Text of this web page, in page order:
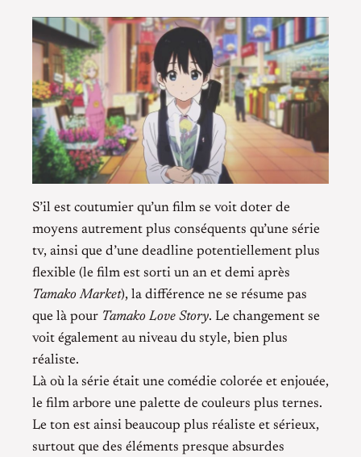
S’il est coutumier qu’un film se voit doter de
moyens autrement plus conséquents qu’une série
tv, ainsi que d’une deadline potentiellement plus
flexible (le film est sorti un an et demi après
Tamako Market), la différence ne se résume pas
que là pour Tamako Love Story. Le changement se
voit également au niveau du style, bien plus
réaliste.
Là où la série était une comédie colorée et enjouée,
le film arbore une palette de couleurs plus ternes.
Le ton est ainsi beaucoup plus réaliste et sérieux,
surtout que des éléments presque absurdes